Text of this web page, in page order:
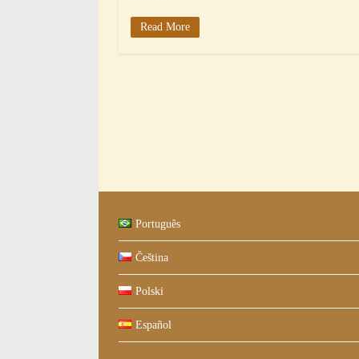
Read More
Português
Čeština
Polski
Español